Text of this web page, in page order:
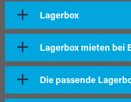
Lagerbox
Lagerbox mieten bei
Die passende